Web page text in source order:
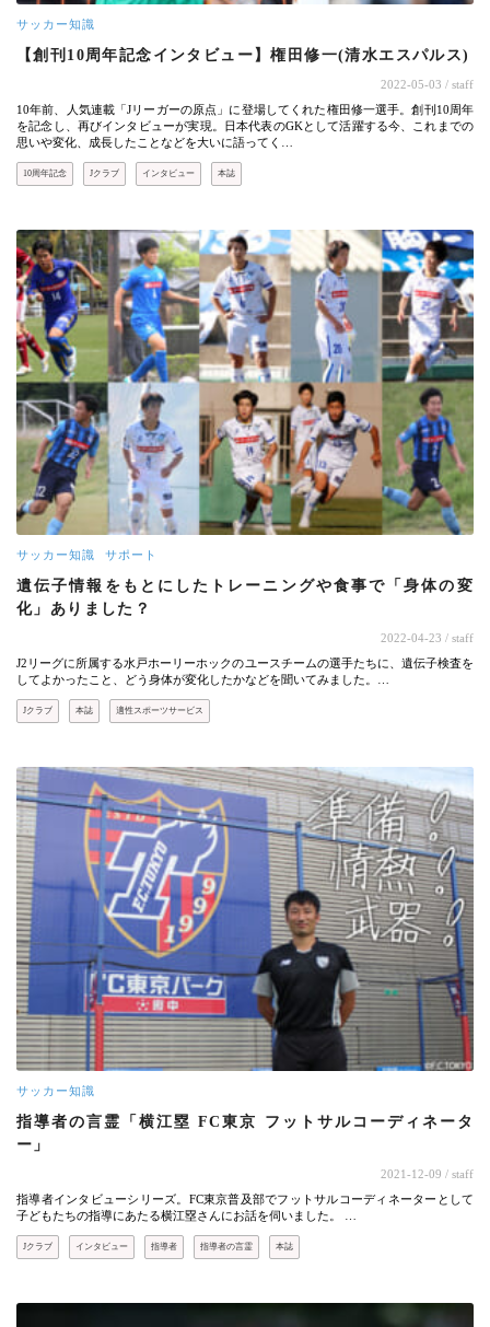
サッカー知識
【創刊10周年記念インタビュー】権田修一(清水エスパルス)
2022-05-03 / staff
10年前、人気連載「Jリーガーの原点」に登場してくれた権田修一選手。創刊10周年
を記念し、再びインタビューが実現。日本代表のGKとして活躍する今、これまでの
思いや変化、成長したことなどを大いに語ってく…
10周年記念 Jクラブ インタビュー 本誌
サッカー知識 サポート
遺伝子情報をもとにしたトレーニングや食事で「身体の変
化」ありました？
2022-04-23 / staff
J2リーグに所属する水戸ホーリーホックのユースチームの選手たちに、遺伝子検査を
してよかったこと、どう身体が変化したかなどを聞いてみました。…
Jクラブ 本誌 適性スポーツサービス
サッカー知識
指導者の言霊「横江塁 FC東京 フットサルコーディネータ
ー」
2021-12-09 / staff
指導者インタビューシリーズ。FC東京普及部でフットサルコーディネーターとして
子どもたちの指導にあたる横江塁さんにお話を伺いました。 …
Jクラブ インタビュー 指導者 指導者の言霊 本誌